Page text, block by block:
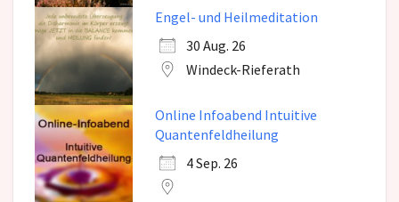
Engel- und Heilmeditation
30 Aug. 26
Windeck-Rieferath
Online Infoabend Intuitive
Quantenfeldheilung
4 Sep. 26